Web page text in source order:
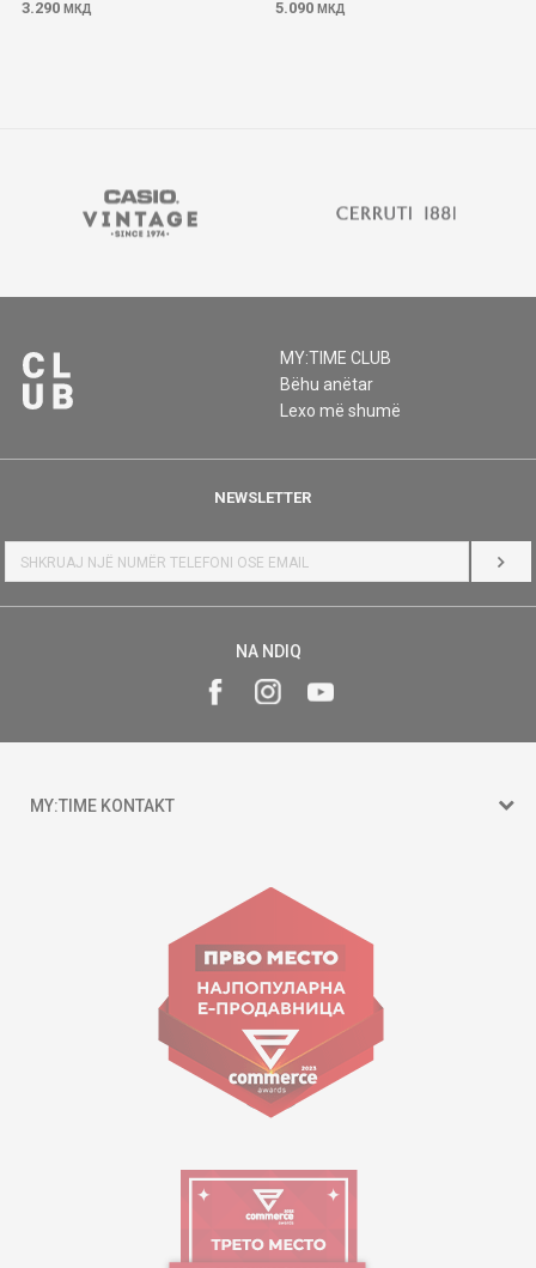
3.290 МКД 5.090 МКД
MY:TIME CLUB
Bëhu anëtar
Lexo më shumë
NEWSLETTER
HYR
NA NDIQ
MY:TIME KONTAKT
Goce Nikolovski 74 Shkup
contact@mytime.mk
Orari i punës:
09:00 - 17:00